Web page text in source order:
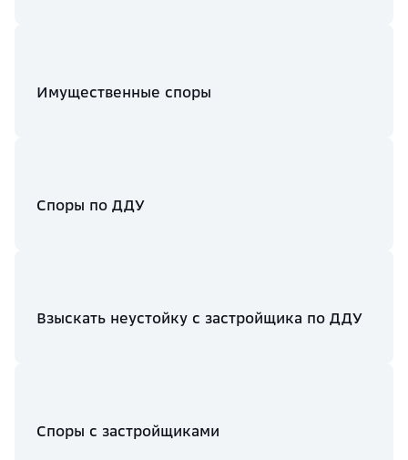
Имущественные споры
Споры по ДДУ
Взыскать неустойку с застройщика по ДДУ
Споры с застройщиками